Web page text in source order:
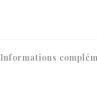
Informations